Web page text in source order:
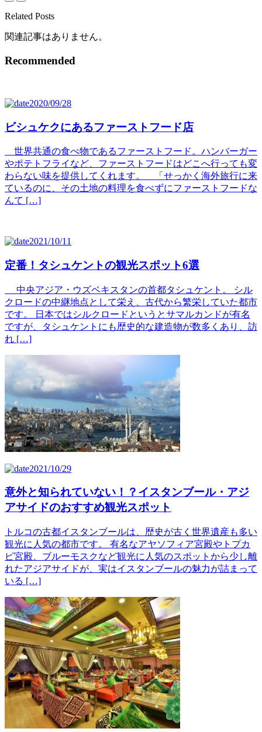
Related Posts
関連記事はありません。
Recommended
2020/09/28
ビシュケクにあるファーストフード店
世界共通の食べ物であるファーストフード。ハンバーガー
やポテトフライなど、ファーストフードはどこへ行っても変
わらない味を提供してくれます。 「せっかく海外旅行に来
ているのに、その土地の料理を食べずにファーストフードな
んて […]
2021/10/11
定番！タシュケントの観光スポット6選
中央アジア・ウズベキスタンの首都タシュケント。 シル
クロードの中継地点として栄え、古代から繁栄していた都市
です。 日本ではシルクロードというとサマルカンドが有名
ですが、タシュケントにも歴史的な建造物が数多くあり、訪
れ […]
2021/10/29
意外と知られていない！？イスタンブール・アジ
アサイドのおすすめ観光スポット
トルコの古都イスタンブールは、歴史が古く世界遺産も多い
観光に人気の都市です。 有名なアヤソフィア宮殿やトプカ
ピ宮殿、ブルーモスクなど観光に人気のスポットから少し離
れたアジアサイドが、実はイスタンブールの魅力が詰まって
いる […]